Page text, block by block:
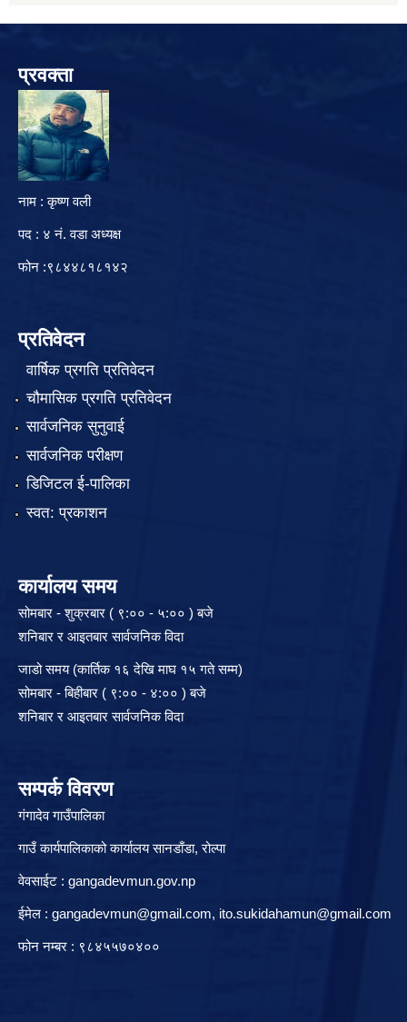
प्रवक्ता
नाम : कृष्ण वली
पद : ४ नं. वडा अध्यक्ष
फोन :९८४४८१८१४२
प्रतिवेदन
वार्षिक प्रगति प्रतिवेदन
चौमासिक प्रगति प्रतिवेदन
सार्वजनिक सुनुवाई
सार्वजनिक परीक्षण
डिजिटल ई-पालिका
स्वत: प्रकाशन
कार्यालय समय
सोमबार - शुक्रबार ( ९:०० - ५:०० ) बजे
शनिबार र आइतबार सार्वजनिक विदा
जाडो समय (कार्तिक १६ देखि माघ १५ गते सम्म)
सोमबार - बिहीबार ( ९:०० - ४:०० ) बजे
शनिबार र आइतबार सार्वजनिक विदा
सम्पर्क विवरण
गंगादेव गाउँपालिका
गाउँ कार्यपालिकाको कार्यालय सानडाँडा, रो‍‍ल्पा
वेवसाईट : gangadevmun.gov.np
ईमेल : gangadevmun@gmail.com, ito.sukidahamun@gmail.com
फोन नम्बर : ९८४५५७०४००